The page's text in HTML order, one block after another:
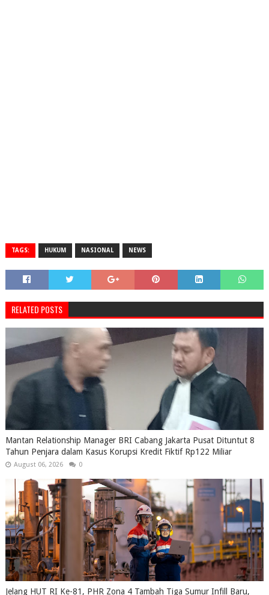
TAGS: HUKUM NASIONAL NEWS
RELATED POSTS
Mantan Relationship Manager BRI Cabang Jakarta Pusat Dituntut 8
Tahun Penjara dalam Kasus Korupsi Kredit Fiktif Rp122 Miliar
August 06, 2026 0
Jelang HUT RI Ke-81, PHR Zona 4 Tambah Tiga Sumur Infill Baru,